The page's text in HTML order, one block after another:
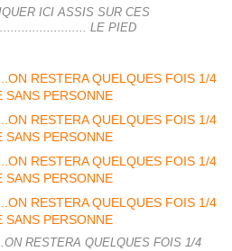
ICI ASSIS SUR CES
LE PIED
RESTERA QUELQUES FOIS 1/4